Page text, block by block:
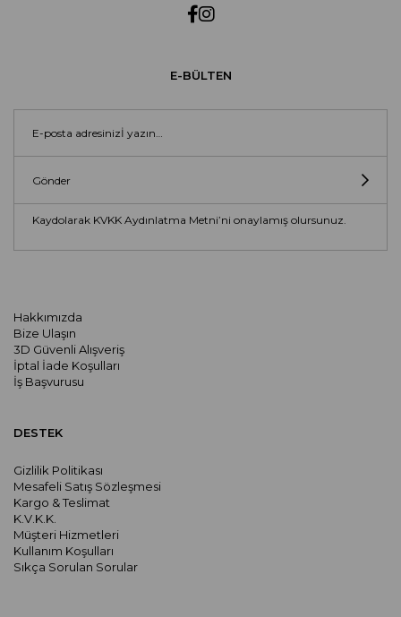
Hakkımızda
Bize Ulaşın
3D Güvenli Alışveriş
İptal İade Koşulları
İş Başvurusu
E-BÜLTEN
Gönder
Kaydolarak KVKK Aydınlatma Metni’ni onaylamış olursunuz.
DESTEK
Gizlilik Politikası
Mesafeli Satış Sözleşmesi
Kargo & Teslimat
K.V.K.K.
Müşteri Hizmetleri
Kullanım Koşulları
Sıkça Sorulan Sorular